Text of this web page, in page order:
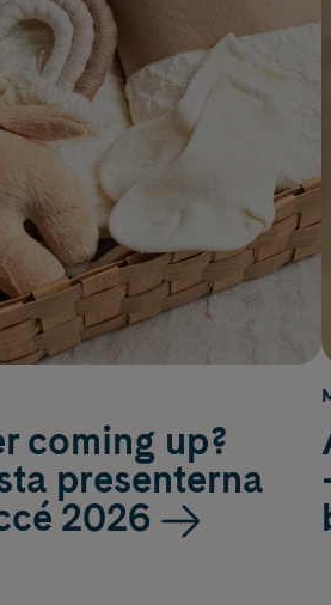
coming up?
presenterna
2026